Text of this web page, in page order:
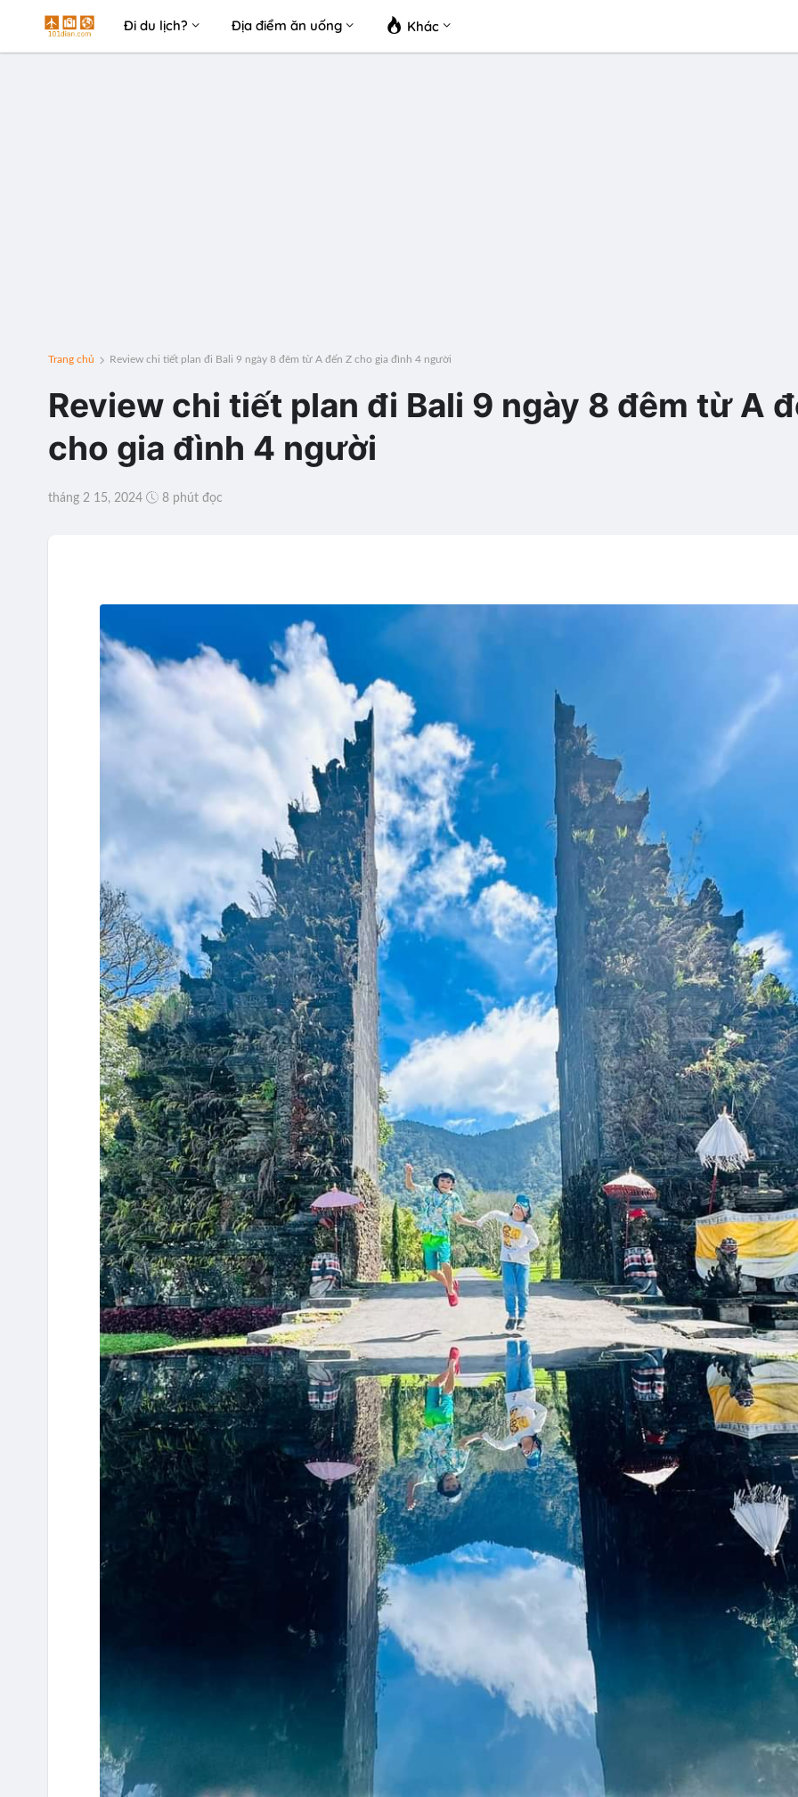
Đi du lịch? Địa điểm ăn uống Khác
Trang chủ Review chi tiết plan đi Bali 9 ngày 8 đêm từ A đến Z cho gia đình 4 người
Review chi tiết plan đi Bali 9 ngày 8 đêm từ A
cho gia đình 4 người
tháng 2 15, 2024 8 phút đọc